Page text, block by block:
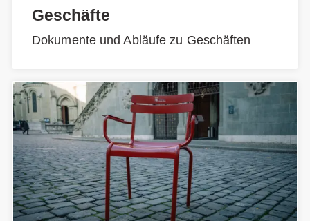
Geschäfte
Dokumente und Abläufe zu Geschäften